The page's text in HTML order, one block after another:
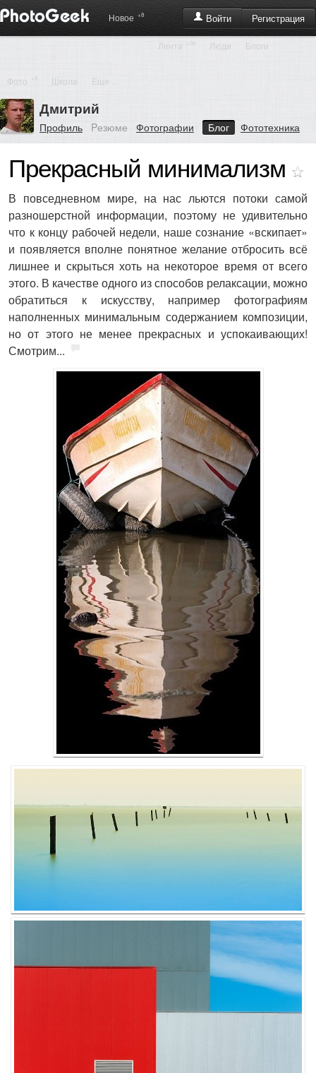
Войти Регистрация
Новое +8
Лента Люди Блоги
Фото Школа Еще ...
Дмитрий
Профиль Pезюме Фотографии Блог Фототехника
Прекрасный минимализм
В повседневном мире, на нас льются потоки самой
разношерстной информации, поэтому не удивительно
что к концу рабочей недели, наше сознание «вскипает»
и появляется вполне понятное желание отбросить всё
лишнее и скрыться хоть на некоторое время от всего
этого. В качестве одного из способов релаксации, можно
обратиться к искусству, например фотографиям
наполненных минимальным содержанием композиции,
но от этого не менее прекрасных и успокаивающих!
Смотрим...